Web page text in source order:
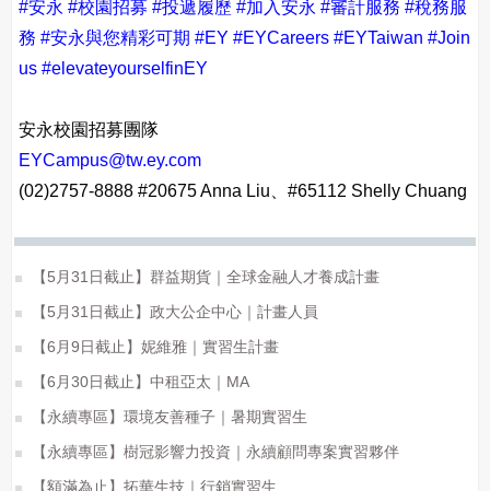
#安永 #校園招募 #投遞履歷 #加入安永 #審計服務 #稅務服
務 #安永與您精彩可期 #EY #EYCareers #EYTaiwan #Join
us #elevateyourselfinEY
安永校園招募團隊
EYCampus@tw.ey.com
(02)2757-8888 #20675 Anna Liu、#65112 Shelly Chuang
【5月31日截止】群益期貨｜全球金融人才養成計畫
【5月31日截止】政大公企中心｜計畫人員
【6月9日截止】妮維雅｜實習生計畫
【6月30日截止】中租亞太｜MA
【永續專區】環境友善種子｜暑期實習生
【永續專區】樹冠影響力投資｜永續顧問專案實習夥伴
【額滿為止】拓華生技｜行銷實習生